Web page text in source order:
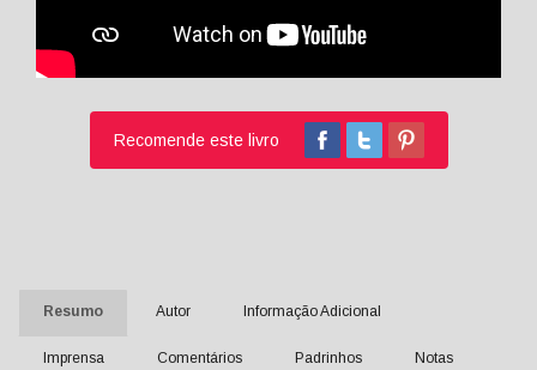
Recomende este livro
Resumo Autor Informação Adicional
Imprensa Comentários Padrinhos Notas